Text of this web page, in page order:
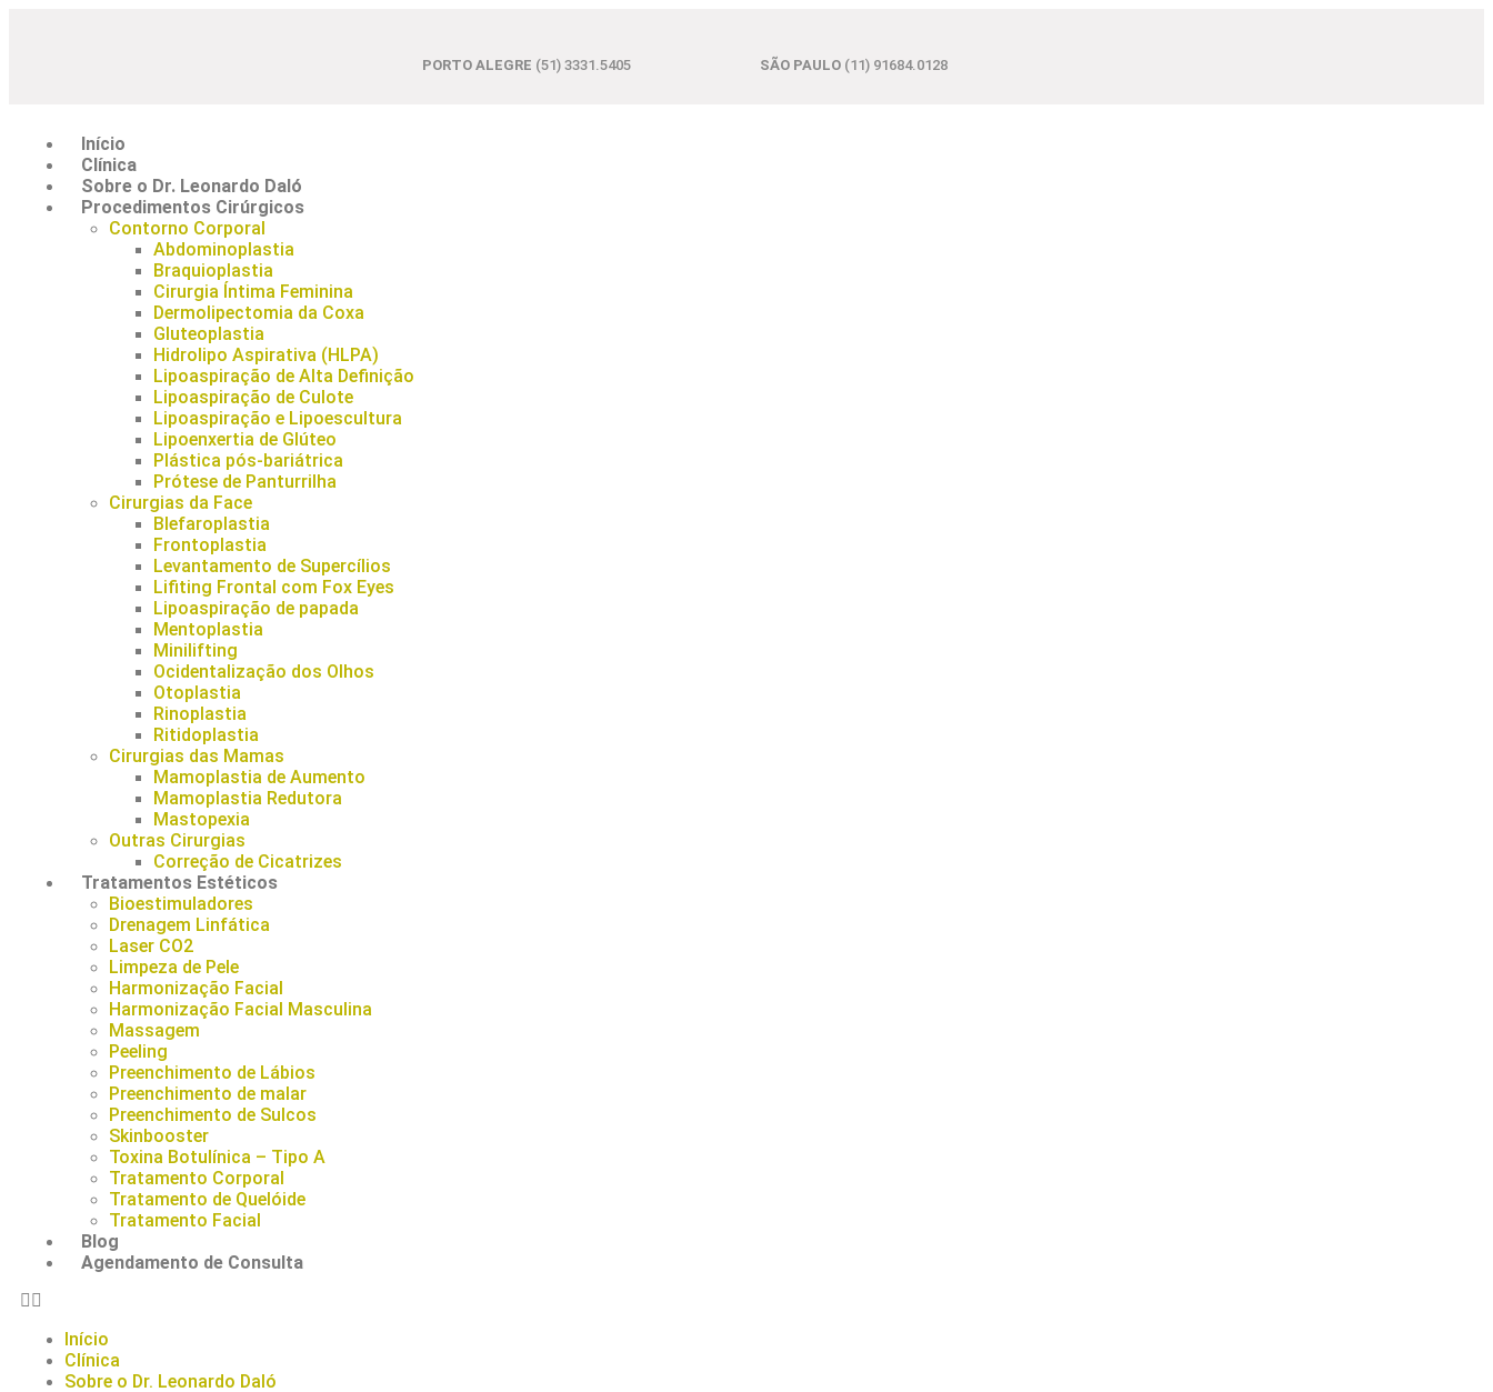
PORTO ALEGRE (51) 3331.5405 SÃO PAULO (11) 91684.0128
Início
Clínica
Sobre o Dr. Leonardo Daló
Procedimentos Cirúrgicos
Contorno Corporal
Abdominoplastia
Braquioplastia
Cirurgia Íntima Feminina
Dermolipectomia da Coxa
Gluteoplastia
Hidrolipo Aspirativa (HLPA)
Lipoaspiração de Alta Definição
Lipoaspiração de Culote
Lipoaspiração e Lipoescultura
Lipoenxertia de Glúteo
Plástica pós-bariátrica
Prótese de Panturrilha
Cirurgias da Face
Blefaroplastia
Frontoplastia
Levantamento de Supercílios
Lifiting Frontal com Fox Eyes
Lipoaspiração de papada
Mentoplastia
Minilifting
Ocidentalização dos Olhos
Otoplastia
Rinoplastia
Ritidoplastia
Cirurgias das Mamas
Mamoplastia de Aumento
Mamoplastia Redutora
Mastopexia
Outras Cirurgias
Correção de Cicatrizes
Tratamentos Estéticos
Bioestimuladores
Drenagem Linfática
Laser CO2
Limpeza de Pele
Harmonização Facial
Harmonização Facial Masculina
Massagem
Peeling
Preenchimento de Lábios
Preenchimento de malar
Preenchimento de Sulcos
Skinbooster
Toxina Botulínica – Tipo A
Tratamento Corporal
Tratamento de Quelóide
Tratamento Facial
Blog
Agendamento de Consulta
Início
Clínica
Sobre o Dr. Leonardo Daló